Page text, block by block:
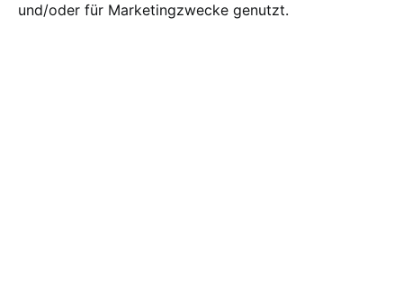
und/oder für Marketingzwecke genutzt.